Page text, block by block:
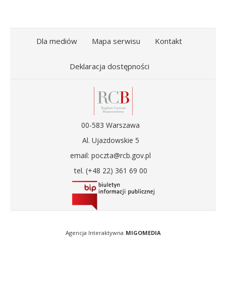
Dla mediów Mapa serwisu Kontakt
Deklaracja dostępności
00-583 Warszawa
Al. Ujazdowskie 5
email: poczta@rcb.gov.pl
tel. (+48 22) 361 69 00
Agencja Interaktywna MIGOMEDIA